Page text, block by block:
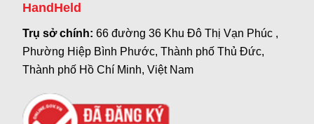
HandHeld
Trụ sở chính:66 đường 36 Khu Đô Thị Vạn Phúc ,
Phường Hiệp Bình Phước, Thành phố Thủ Đức,
Thành phố Hồ Chí Minh, Việt Nam